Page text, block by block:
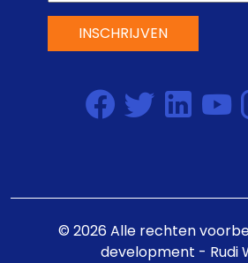
INSCHRIJVEN
© 2026Alle rechten
development - Rudi